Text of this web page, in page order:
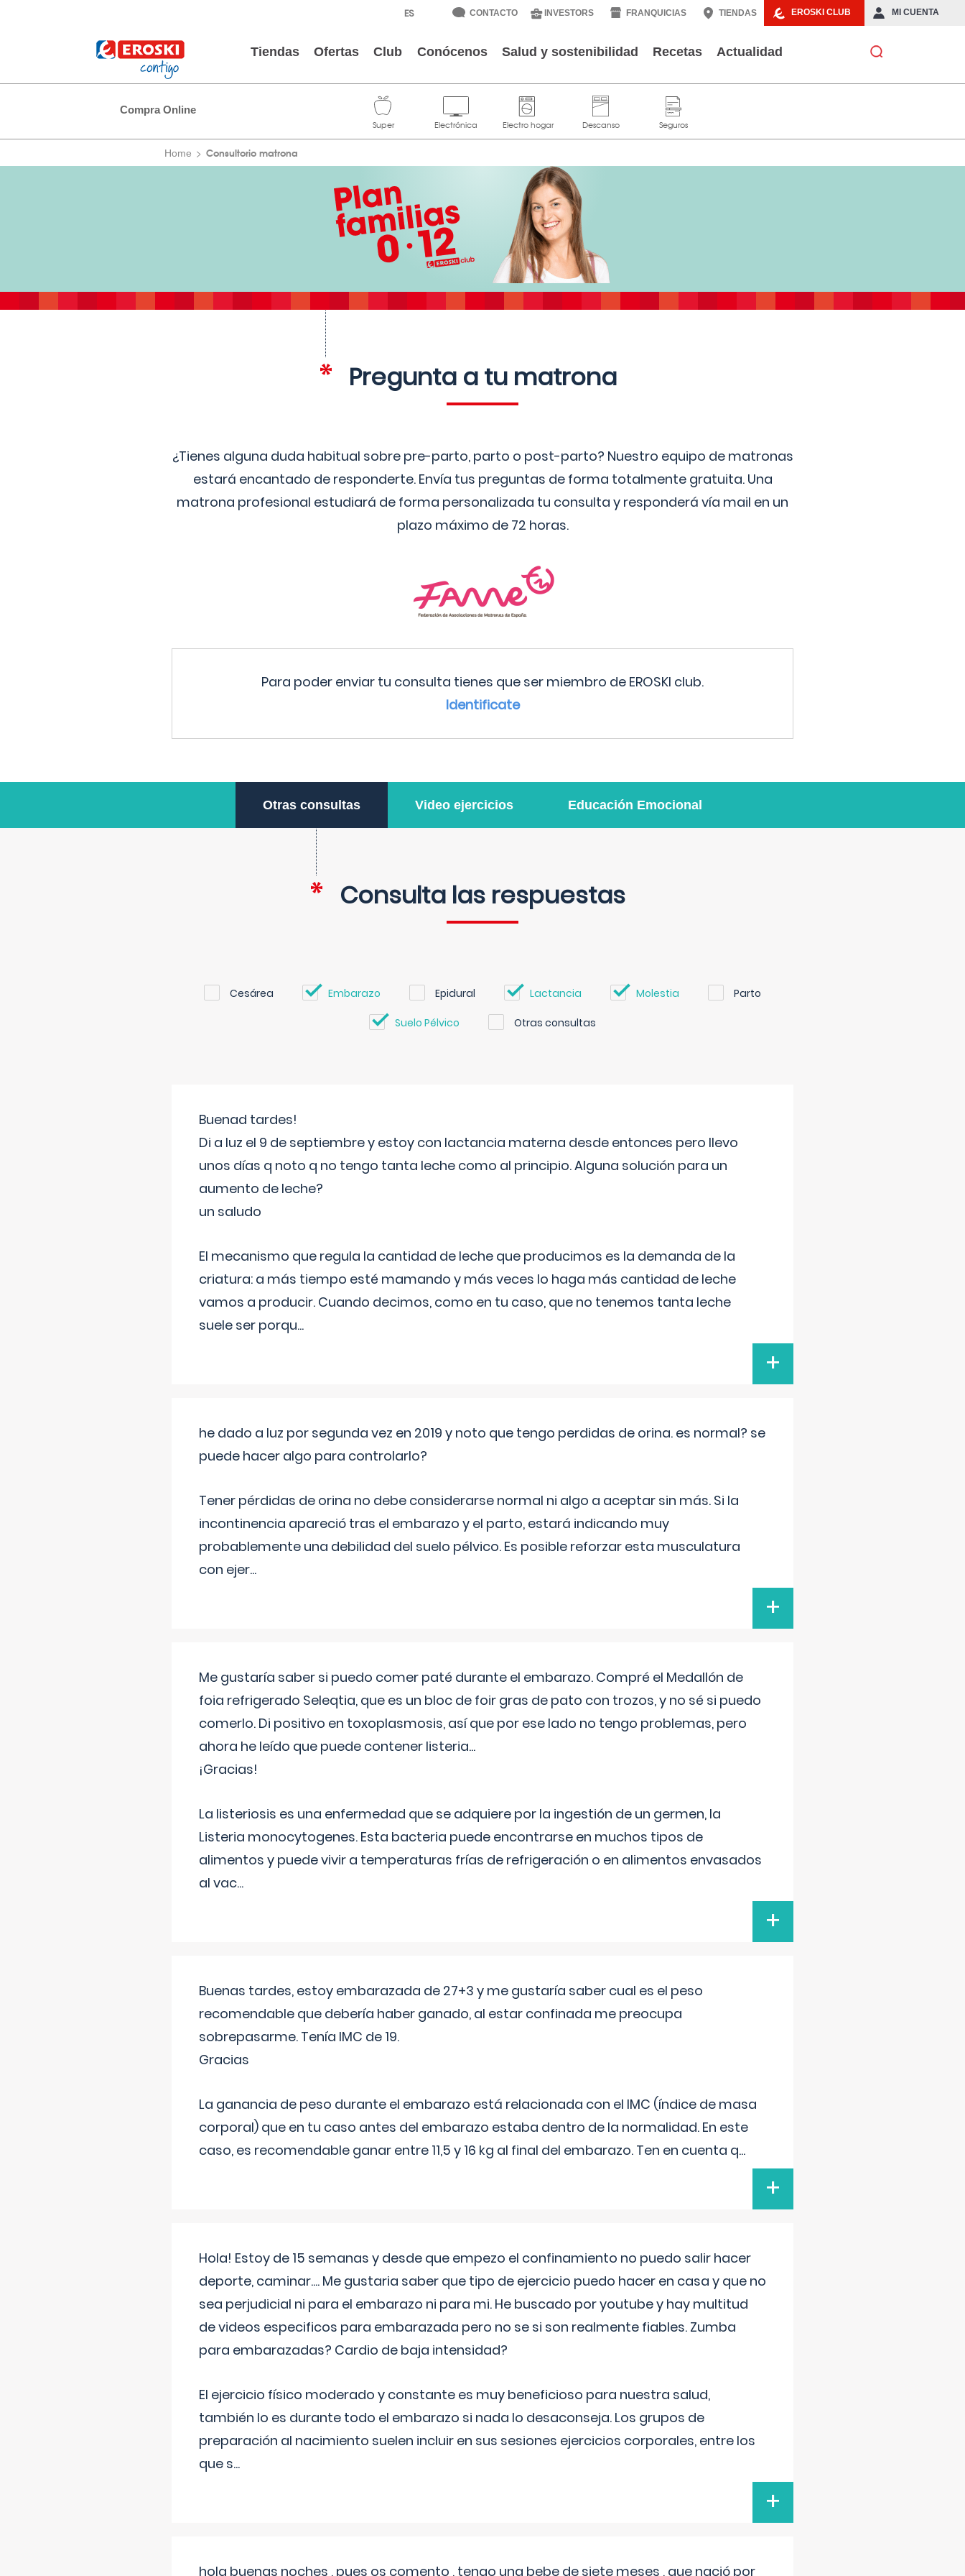
EROSKI CLUB MI CUENTA
CONTACTO INVESTORS FRANQUICIAS TIENDAS
Tiendas Ofertas Club Conócenos Salud y sostenibilidad Recetas Actualidad
Compra Online
Home Consultorio matrona
Pregunta a tu matrona
¿Tienes alguna duda habitual sobre pre-parto, parto o post-parto? Nuestro equipo de matronas
estará encantado de responderte. Envía tus preguntas de forma totalmente gratuita. Una
matrona profesional estudiará de forma personalizada tu consulta y responderá vía mail en un
plazo máximo de 72 horas.
Para poder enviar tu consulta tienes que ser miembro de EROSKI club.
Identificate
Otras consultas Video ejercicios Educación Emocional
Consulta las respuestas
Cesárea Embarazo Epidural Lactancia Molestia Parto
Suelo Pélvico Otras consultas
Buenad tardes!
Di a luz el 9 de septiembre y estoy con lactancia materna desde entonces pero llevo
unos días q noto q no tengo tanta leche como al principio. Alguna solución para un
aumento de leche?
un saludo
El mecanismo que regula la cantidad de leche que producimos es la demanda de la
criatura: a más tiempo esté mamando y más veces lo haga más cantidad de leche
vamos a producir. Cuando decimos, como en tu caso, que no tenemos tanta leche
suele ser porqu...
+
he dado a luz por segunda vez en 2019 y noto que tengo perdidas de orina. es normal? se
puede hacer algo para controlarlo?
Tener pérdidas de orina no debe considerarse normal ni algo a aceptar sin más. Si la
incontinencia apareció tras el embarazo y el parto, estará indicando muy
probablemente una debilidad del suelo pélvico. Es posible reforzar esta musculatura
con ejer...
+
Me gustaría saber si puedo comer paté durante el embarazo. Compré el Medallón de
foia refrigerado Seleqtia, que es un bloc de foir gras de pato con trozos, y no sé si puedo
comerlo. Di positivo en toxoplasmosis, así que por ese lado no tengo problemas, pero
ahora he leído que puede contener listeria...
¡Gracias!
La listeriosis es una enfermedad que se adquiere por la ingestión de un germen, la
Listeria monocytogenes. Esta bacteria puede encontrarse en muchos tipos de
alimentos y puede vivir a temperaturas frías de refrigeración o en alimentos envasados
al vac...
+
Buenas tardes, estoy embarazada de 27+3 y me gustaría saber cual es el peso
recomendable que debería haber ganado, al estar confinada me preocupa
sobrepasarme. Tenía IMC de 19.
Gracias
La ganancia de peso durante el embarazo está relacionada con el IMC (índice de masa
corporal) que en tu caso antes del embarazo estaba dentro de la normalidad. En este
caso, es recomendable ganar entre 11,5 y 16 kg al final del embarazo. Ten en cuenta q...
+
Hola! Estoy de 15 semanas y desde que empezo el confinamiento no puedo salir hacer
deporte, caminar.... Me gustaria saber que tipo de ejercicio puedo hacer en casa y que no
sea perjudicial ni para el embarazo ni para mi. He buscado por youtube y hay multitud
de videos especificos para embarazada pero no se si son realmente fiables. Zumba
para embarazadas? Cardio de baja intensidad?
El ejercicio físico moderado y constante es muy beneficioso para nuestra salud,
también lo es durante todo el embarazo si nada lo desaconseja. Los grupos de
preparación al nacimiento suelen incluir en sus sesiones ejercicios corporales, entre los
que s...
+
hola buenas noches , pues os comento , tengo una bebe de siete meses , que nació por